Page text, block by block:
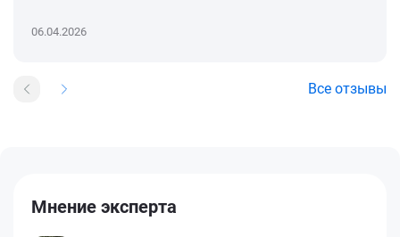
06.04.2026
Все отзывы
Мнение эксперта